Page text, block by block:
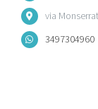
via
3497304960